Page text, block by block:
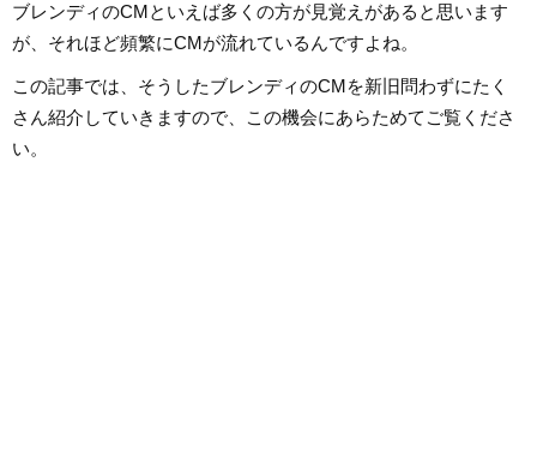
ブレンディのCMといえば多くの方が見覚えがあると思います
が、それほど頻繁にCMが流れているんですよね。
この記事では、そうしたブレンディのCMを新旧問わずにたく
さん紹介していきますので、この機会にあらためてご覧くださ
い。